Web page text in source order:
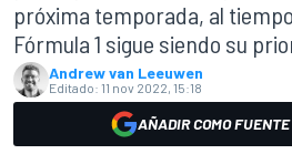
próxima temporada, al
Fórmula 1 sigue siendo su
Andrew van Leeuwen
Editado: 11 nov 2022, 15:18
AÑADIR COMO